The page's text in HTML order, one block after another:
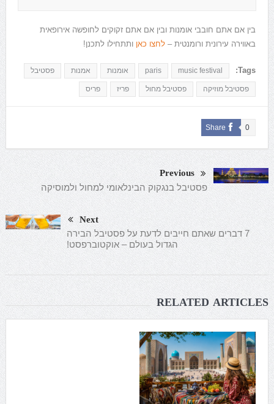
בין אם אתם חובבי אומנות ובין אם אתם זקוקים לחופשה אירופאית
באווירה עירונית ורומנטית – לחצו כאן ותתחילו לתכנן!
Tags:
music festival
paris אומנות אמנות פסטיבל
פסטיבל מוזיקה פסטיבל מחול פריז פריס
Share 0
Previous
פסטיבל בנגקוק הבינלאומי למחול ולמוסיקה
Next
7 דברים שאתם חייבים לדעת על פסטיבל הבירה
הגדול בעולם – אוקטוברפסט!
RELATED ARTICLES